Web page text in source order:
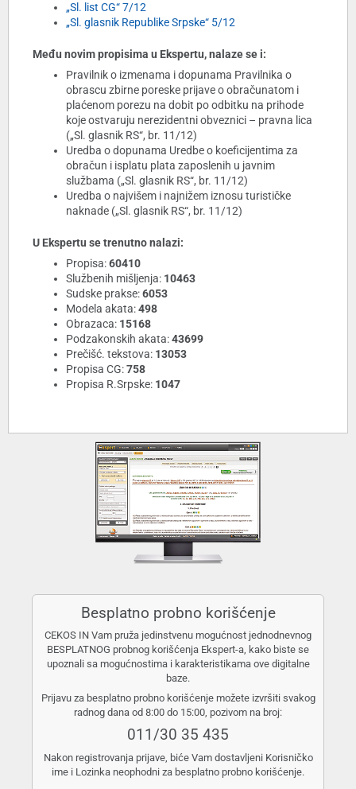
„Sl. list CG“ 7/12
„Sl. glasnik Republike Srpske“ 5/12
Među novim propisima u Ekspertu, nalaze se i:
Pravilnik o izmenama i dopunama Pravilnika o
obrascu zbirne poreske prijave o obračunatom i
plaćenom porezu na dobit po odbitku na prihode
koje ostvaruju nerezidentni obveznici – pravna lica
(„Sl. glasnik RS“, br. 11/12)
Uredba o dopunama Uredbe o koeficijentima za
obračun i isplatu plata zaposlenih u javnim
službama („Sl. glasnik RS“, br. 11/12)
Uredba o najvišem i najnižem iznosu turističke
naknade („Sl. glasnik RS“, br. 11/12)
U Ekspertu se trenutno nalazi:
Propisa:60410
Službenih mišljenja: 10463
Sudske prakse:6053
Modela akata:498
Obrazaca: 15168
Podzakonskih akata:43699
Prečišć. tekstova: 13053
Propisa CG:758
Propisa R.Srpske: 1047
Besplatno probno korišćenje
CEKOS IN Vam pruža jedinstvenu mogućnost jednodnevnog
BESPLATNOG probnog korišćenja Ekspert-a, kako biste se
upoznali sa mogućnostima i karakteristikama ove digitalne
baze.
Prijavu za besplatno probno korišćenje možete izvršiti svakog
radnog dana od 8:00 do 15:00, pozivom na broj:
011/30 35 435
Nakon registrovanja prijave, biće Vam dostavljeni Korisničko
ime i Lozinka neophodni za besplatno probno korišćenje.